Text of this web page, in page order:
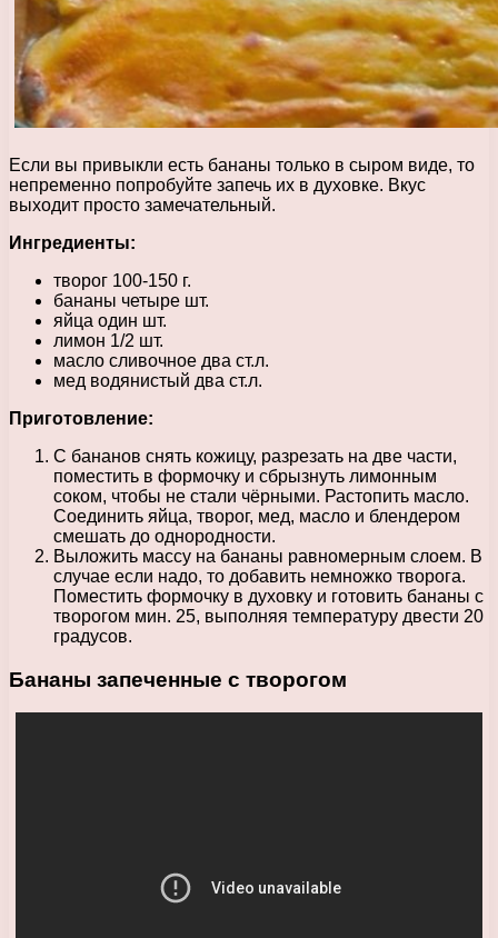
Если вы привыкли есть бананы только в сыром виде, то
непременно попробуйте запечь их в духовке. Вкус
выходит просто замечательный.
Ингредиенты:
творог 100-150 г.
бананы четыре шт.
яйца один шт.
лимон 1/2 шт.
масло сливочное два ст.л.
мед водянистый два ст.л.
Приготовление:
С бананов снять кожицу, разрезать на две части,
поместить в формочку и сбрызнуть лимонным
соком, чтобы не стали чёрными. Растопить масло.
Соединить яйца, творог, мед, масло и блендером
смешать до однородности.
Выложить массу на бананы равномерным слоем. В
случае если надо, то добавить немножко творога.
Поместить формочку в духовку и готовить бананы с
творогом мин. 25, выполняя температуру двести 20
градусов.
Бананы запеченные с творогом